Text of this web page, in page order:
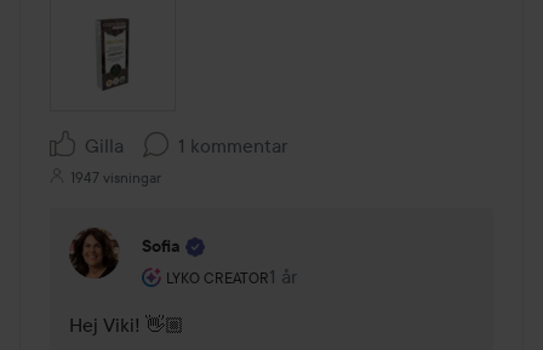
Gilla 1 kommentar
1947 visningar
Sofia
LYKO CREATOR
Användarens roll: Lyko Creator.
1 år
Kommentaren lades 1 år
Hej Viki! 👋🏼